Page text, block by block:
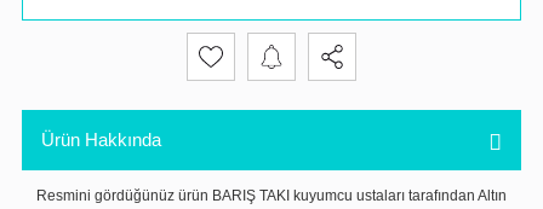
Ürün Hakkında
Resmini gördüğünüz ürün BARIŞ TAKI kuyumcu ustaları tarafından Altın